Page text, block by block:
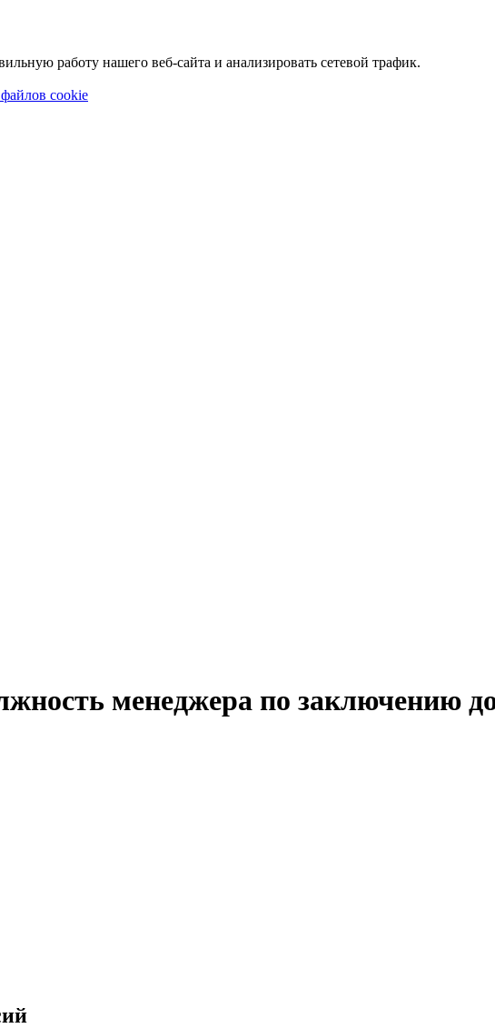
работу нашего веб-сайта и анализировать сетевой трафик.
cookie
менеджера по заключению